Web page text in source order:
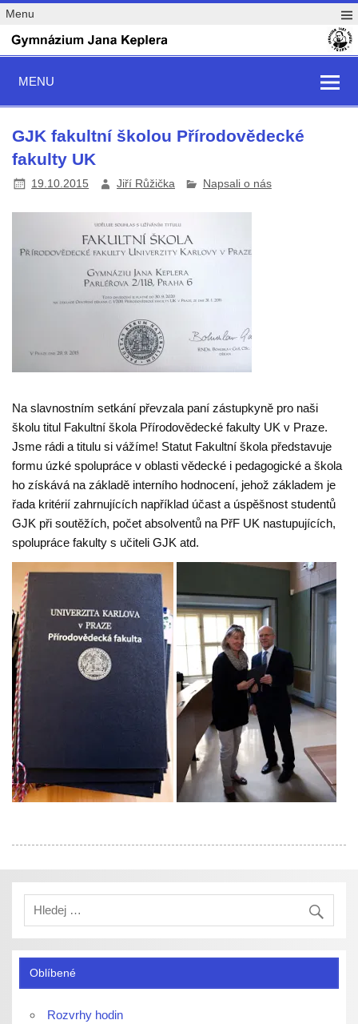
Menu
MENU
GJK fakultní školou Přírodovědecké
fakulty UK
19.10.2015 Jiří Růžička Napsali o nás
Na slavnostním setkání převzala paní zástupkyně pro naši
školu titul Fakultní škola Přírodovědecké fakulty UK v Praze.
Jsme rádi a titulu si vážíme! Statut Fakultní škola představuje
formu úzké spolupráce v oblasti vědecké i pedagogické a škola
ho získává na základě interního hodnocení, jehož základem je
řada kritérií zahrnujících například účast a úspěšnost studentů
GJK při soutěžích, počet absolventů na PřF UK nastupujících,
spolupráce fakulty s učiteli GJK atd.
Oblíbené
Rozvrhy hodin